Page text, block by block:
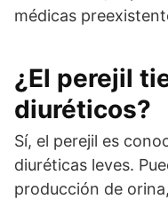
médicas
¿El perejil
diuréticos?
Sí, el perejil es
diuréticas leves.
producción de